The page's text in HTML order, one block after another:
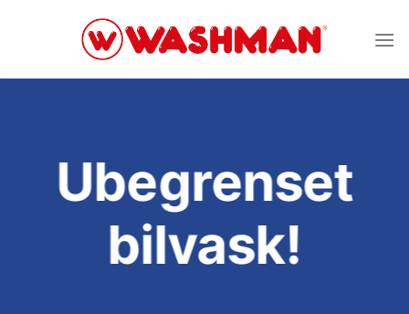
Ubegrenset
bilvask!